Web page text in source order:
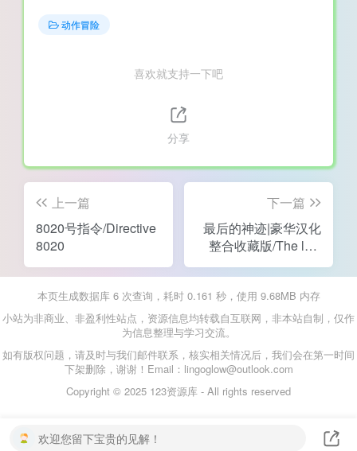
动作冒险
喜欢就支持一下吧
分享
上一篇
8020号指令/Directive
8020
下一篇
最后的神迹|豪华汉化
整合收藏版/The last
Remnant
本页生成数据库 6 次查询，耗时 0.161 秒，使用 9.68MB 内存
小站为非商业、非盈利性站点，资源信息均转载自互联网，非本站自制，仅作
为信息整理与学习交流。
如有版权问题，请及时与我们邮件联系，核实相关情况后，我们会在第一时间
下架删除，谢谢！Email：lingoglow@outlook.com
Copyright © 2025 123资源库 - All rights reserved
欢迎您留下宝贵的见解！